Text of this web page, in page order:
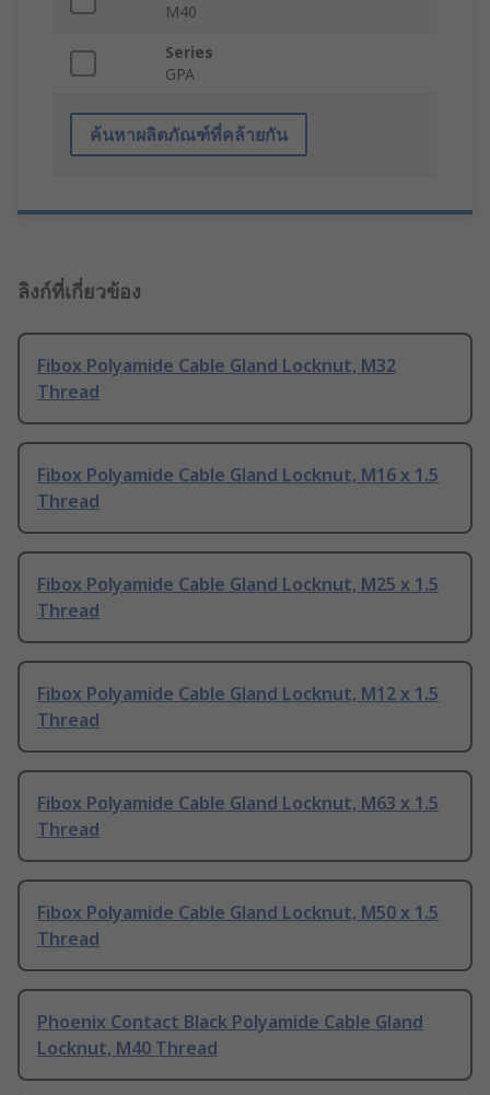
M40
Series
GPA
ค้นหาผลิตภัณฑ์ที่คล้ายกัน
ลิงก์ที่เกี่ยวข้อง
Fibox Polyamide Cable Gland Locknut, M32
Thread
Fibox Polyamide Cable Gland Locknut, M16 x 1.5
Thread
Fibox Polyamide Cable Gland Locknut, M25 x 1.5
Thread
Fibox Polyamide Cable Gland Locknut, M12 x 1.5
Thread
Fibox Polyamide Cable Gland Locknut, M63 x 1.5
Thread
Fibox Polyamide Cable Gland Locknut, M50 x 1.5
Thread
Phoenix Contact Black Polyamide Cable Gland
Locknut, M40 Thread